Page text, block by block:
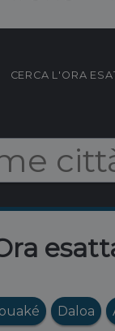
CERCA L'ORA
Daloa